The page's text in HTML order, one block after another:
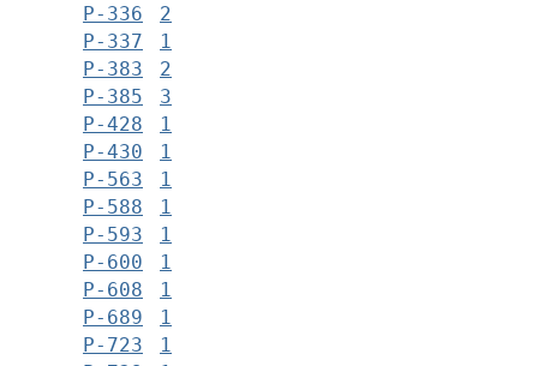
Р-336
2
Р-337
1
Р-383
2
Р-385
3
Р-428
1
Р-430
1
Р-563
1
Р-588
1
Р-593
1
Р-600
1
Р-608
1
Р-689
1
Р-723
1